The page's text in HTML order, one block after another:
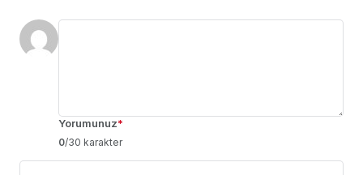
Yorumunuz*
0/30 karakter